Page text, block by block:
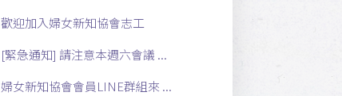
歡迎加入婦女新知協會志工
[緊急通知] 請注意本週六會議 ...
婦女新知協會會員LINE群組來 ...